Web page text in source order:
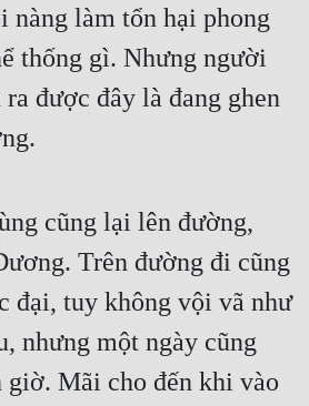
nàng làm tổn hại phong
thống gì. Nhưng người
được đây là đang ghen
cũng lại lên đường,
Trên đường đi cũng
đại, tuy không vội vã như
nhưng một ngày cũng
giờ. Mãi cho đến khi vào